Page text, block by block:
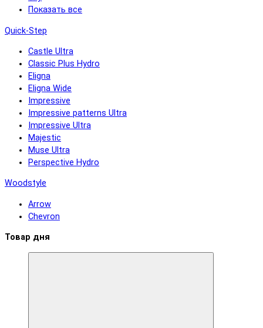
Показать все
Quick-Step
Castle Ultra
Classic Plus Hydro
Eligna
Eligna Wide
Impressive
Impressive patterns Ultra
Impressive Ultra
Majestic
Muse Ultra
Perspective Hydro
Woodstyle
Arrow
Chevron
Товар дня